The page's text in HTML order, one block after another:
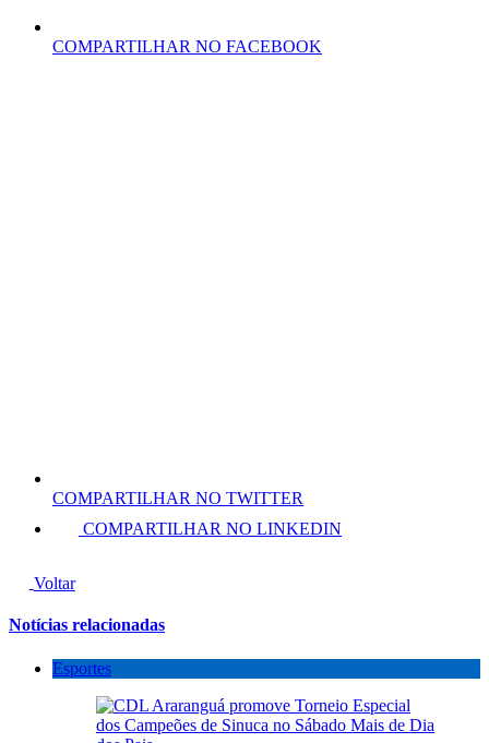
COMPARTILHAR NO FACEBOOK
COMPARTILHAR NO TWITTER
COMPARTILHAR NO LINKEDIN
Voltar
Notícias relacionadas
Esportes